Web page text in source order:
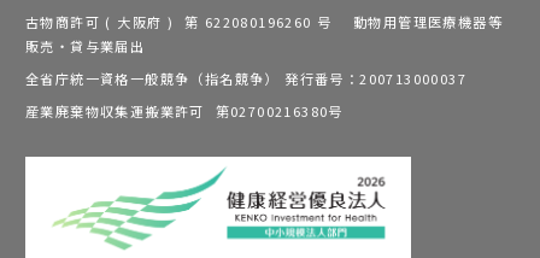
古物商許可 ( 大阪府 ) 第 622080196260 号 動物用管理医療機器等
販売・貸与業届出
全省庁統一資格一般競争（指名競争） 発行番号：200713000037
産業廃棄物収集運搬業許可 第02700216380号